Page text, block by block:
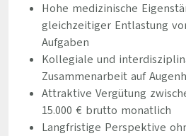
Hohe medizinische
gleichzeitiger Entlastung
Aufgaben
Kollegiale und
Zusammenarbeit auf
Attraktive Vergütung
15.000 € brutto monatlich
Langfristige Perspektive